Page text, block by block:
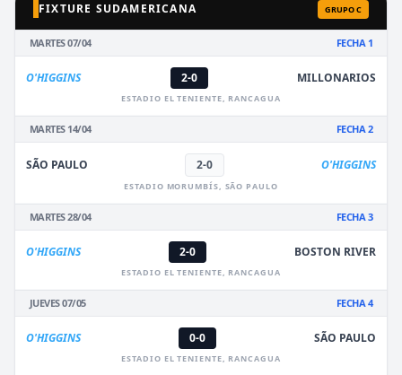
FIXTURE SUDAMERICANA GRUPO C
MARTES 07/04 FECHA 1
O'HIGGINS 2-0 MILLONARIOS
ESTADIO EL TENIENTE, RANCAGUA
MARTES 14/04 FECHA 2
SÃO PAULO 2-0 O'HIGGINS
ESTADIO MORUMBÍS, SÃO PAULO
MARTES 28/04 FECHA 3
O'HIGGINS 2-0 BOSTON RIVER
ESTADIO EL TENIENTE, RANCAGUA
JUEVES 07/05 FECHA 4
O'HIGGINS 0-0 SÃO PAULO
ESTADIO EL TENIENTE, RANCAGUA